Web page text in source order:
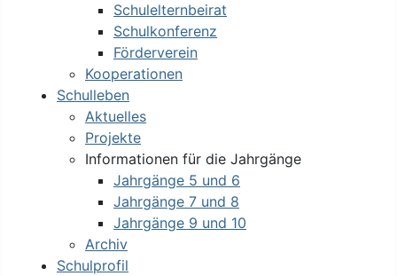
Schulelternbeirat
Schulkonferenz
Förderverein
Kooperationen
Schulleben
Aktuelles
Projekte
Informationen für die Jahrgänge
Jahrgänge 5 und 6
Jahrgänge 7 und 8
Jahrgänge 9 und 10
Archiv
Schulprofil